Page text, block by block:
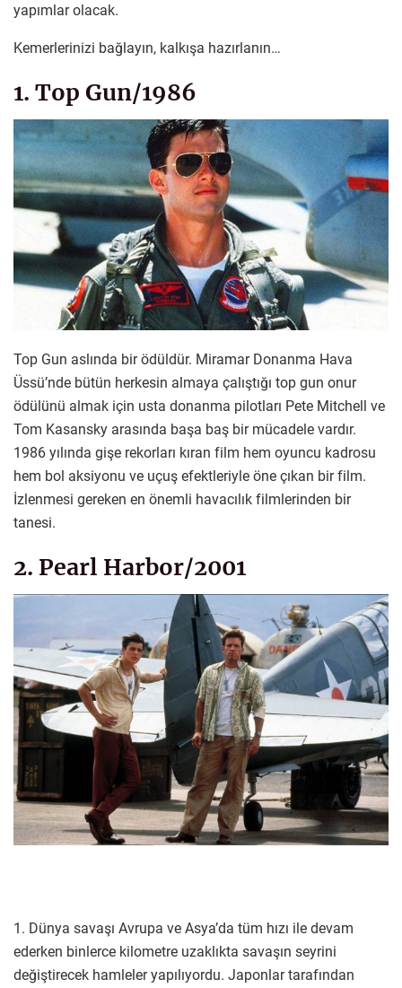
yapımlar olacak.
Kemerlerinizi bağlayın, kalkışa hazırlanın…
1. Top Gun/1986
Top Gun aslında bir ödüldür. Miramar Donanma Hava
Üssü’nde bütün herkesin almaya çalıştığı top gun onur
ödülünü almak için usta donanma pilotları Pete Mitchell ve
Tom Kasansky arasında başa baş bir mücadele vardır.
1986 yılında gişe rekorları kıran film hem oyuncu kadrosu
hem bol aksiyonu ve uçuş efektleriyle öne çıkan bir film.
İzlenmesi gereken en önemli havacılık filmlerinden bir
tanesi.
2. Pearl Harbor/2001
1. Dünya savaşı Avrupa ve Asya’da tüm hızı ile devam
ederken binlerce kilometre uzaklıkta savaşın seyrini
değiştirecek hamleler yapılıyordu. Japonlar tarafından